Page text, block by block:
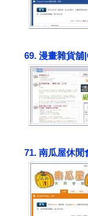
69. 漫畫雜貨
71. 南瓜屋休閒